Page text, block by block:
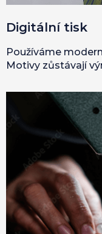
Digitální tisk
Používáme
Motivy zůstávají